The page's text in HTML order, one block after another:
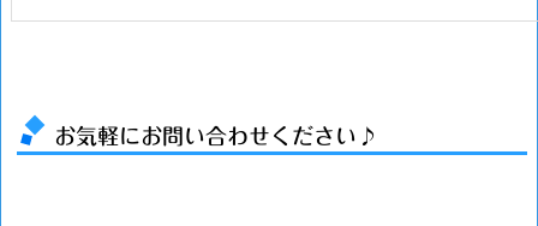
お気軽にお問い合わせください♪